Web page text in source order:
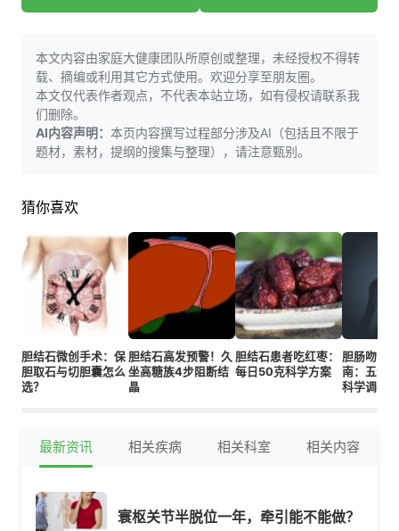
本文内容由家庭大健康团队所原创或整理，未经授权不得转
载、摘编或利用其它方式使用。欢迎分享至朋友圈。
本文仅代表作者观点，不代表本站立场，如有侵权请联系我
们删除。
AI内容声明： 本页内容撰写过程部分涉及AI（包括且不限于
题材，素材，提纲的搜集与整理），请注意甄别。
猜你喜欢
胆结石微创手术：保
胆取石与切胆囊怎么
选？
胆结石高发预警！久
坐高糖族4步阻断结
晶
胆结石患者吃红枣：
每日50克科学方案
胆肠吻合
南：五个
科学调养
最新资讯 相关疾病 相关科室 相关内容
寰枢关节半脱位一年，牵引能不能做？